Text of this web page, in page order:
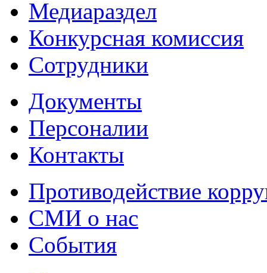
Медиараздел
Конкурсная комиссия
Сотрудники
Документы
Персоналии
Контакты
Противодействие
СМИ о нас
События